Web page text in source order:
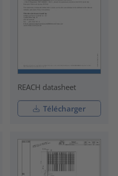
REACH datasheet
Télécharger